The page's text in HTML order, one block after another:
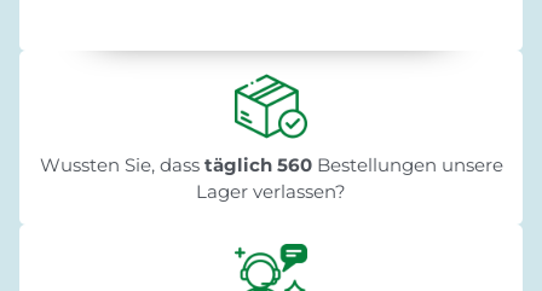
Wussten Sie, dass täglich 560Bestellungen unsere
Lager verlassen?